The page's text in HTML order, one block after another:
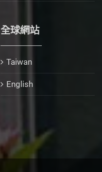
全球網站
Taiwan
English